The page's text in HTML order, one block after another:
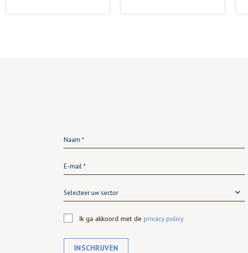
Selecteer uw sector
Ik ga akkoord met de privacy policy
INSCHRIJVEN